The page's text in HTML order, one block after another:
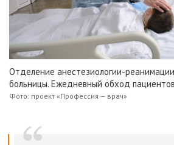
Отделение анестезиологии-
больницы. Ежедневный обход
Фото: проект «Профессия — врач»